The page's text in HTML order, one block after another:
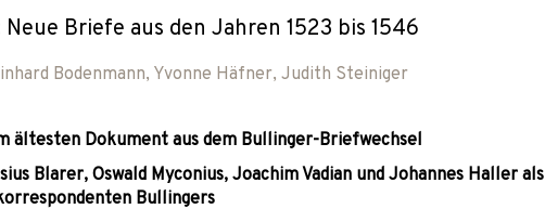
Briefe aus den Jahren 1523 bis 1546
Bodenmann, Yvonne Häfner, Judith Steiniger
ältesten Dokument aus dem Bullinger-Briefwechsel
Blarer, Oswald Myconius, Joachim Vadian und Johannes Haller als
Bullingers